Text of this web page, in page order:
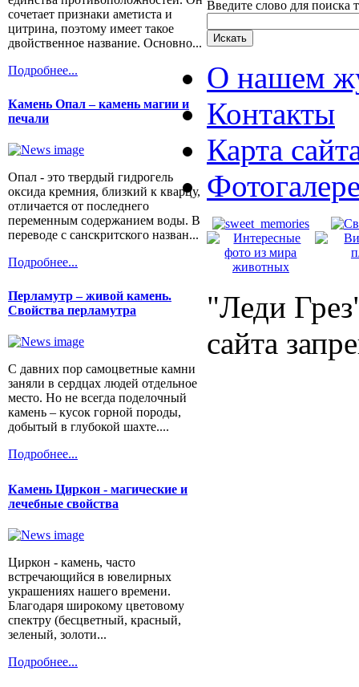
сочетает признаки аметиста и
цитрина, поэтому имеет такое
двойственное название. Основно...
Подробнее...
Камень Опал – камень магии и
печали
Опал - это твердый гидрогель
оксида кремния, близкий к кварцу,
отличается от последнего
переменным содержанием воды. В
переводе с санскритского назван...
Подробнее...
Перламутр – живой камень.
Свойства перламутра
С давних пор самоцветные камни
заняли в сердцах людей отдельное
место. Но не всегда поделочный
камень – кусок горной породы,
добытый в глубокой шахте....
Подробнее...
Камень Циркон - магические и
лечебные свойства
Циркон - камень, часто
встречающийся в ювелирных
украшениях нашего времени.
Благодаря широкому цветовому
спектру (бесцветный, красный,
зеленый, золоти...
Подробнее...
Введите слово для поиска
О нашем
Контакты
Карта
"Леди
сайта